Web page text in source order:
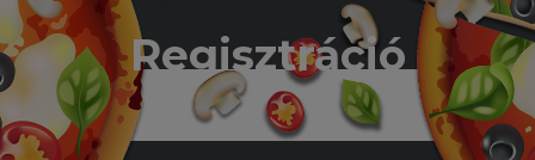
Regisztráció